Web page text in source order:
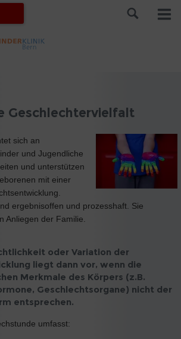
Geschlechtervielfalt
sich an
und Jugendliche
und unterstützen
mit einer
ergebnisoffen und prozesshaft. Sie
Anliegen der Familie.
oder Variation der
liegt dann vor, wenn die
Merkmale des Körpers (z.B.
Geschlechtsorgane) nicht der
entsprechen.
umfasst: